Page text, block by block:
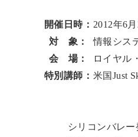
開催日時： 2012年6
対 象：
情報シス
会 場：
ロイヤル
特別講師： 米国Just
シリコンバレ